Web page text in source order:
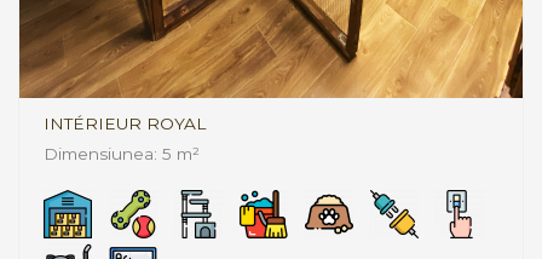
INTÉRIEUR ROYAL
Dimensiunea: 5 m²